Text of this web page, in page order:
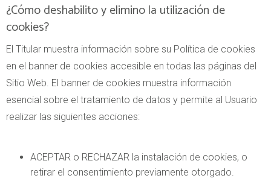
¿Cómo deshabilito y elimino la utilización de
cookies?
El Titular muestra información sobre su Política de cookies
en el banner de cookies accesible en todas las páginas del
Sitio Web. El banner de cookies muestra información
esencial sobre el tratamiento de datos y permite al Usuario
realizar las siguientes acciones:
ACEPTAR o RECHAZAR la instalación de cookies, o
retirar el consentimiento previamente otorgado.